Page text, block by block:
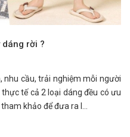
rời ?
nhu cầu, trải nghiệm mỗi người
tế cả 2 loại dáng đều có ưu
khảo để đưa ra l...